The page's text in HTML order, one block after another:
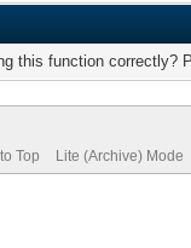
this function correctly?
Top Lite (Archive) Mode